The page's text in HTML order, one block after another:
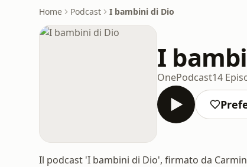
Home Podcast I bambini di Dio
I
OnePodcast14
Il podcast 'I bambini di Dio', firmato da